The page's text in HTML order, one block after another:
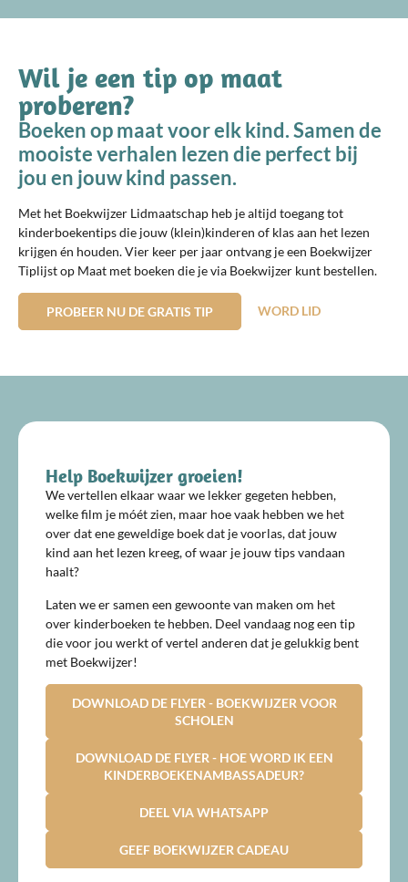
Wil je een tip op maat
proberen?
Boeken op maat voor elk kind. Samen de
mooiste verhalen lezen die perfect bij
jou en jouw kind passen.
Met het Boekwijzer Lidmaatschap heb je altijd toegang tot
kinderboekentips die jouw (klein)kinderen of klas aan het lezen
krijgen én houden. Vier keer per jaar ontvang je een Boekwijzer
Tiplijst op Maat met boeken die je via Boekwijzer kunt bestellen.
PROBEER NU DE GRATIS TIP WORD LID
Help Boekwijzer groeien!
We vertellen elkaar waar we lekker gegeten hebben,
welke film je móét zien, maar hoe vaak hebben we het
over dat ene geweldige boek dat je voorlas, dat jouw
kind aan het lezen kreeg, of waar je jouw tips vandaan
haalt?
Laten we er samen een gewoonte van maken om het
over kinderboeken te hebben. Deel vandaag nog een tip
die voor jou werkt of vertel anderen dat je gelukkig bent
met Boekwijzer!
DOWNLOAD DE FLYER - BOEKWIJZER VOOR
SCHOLEN
DOWNLOAD DE FLYER - HOE WORD IK EEN
KINDERBOEKENAMBASSADEUR?
DEEL VIA WHATSAPP
GEEF BOEKWIJZER CADEAU